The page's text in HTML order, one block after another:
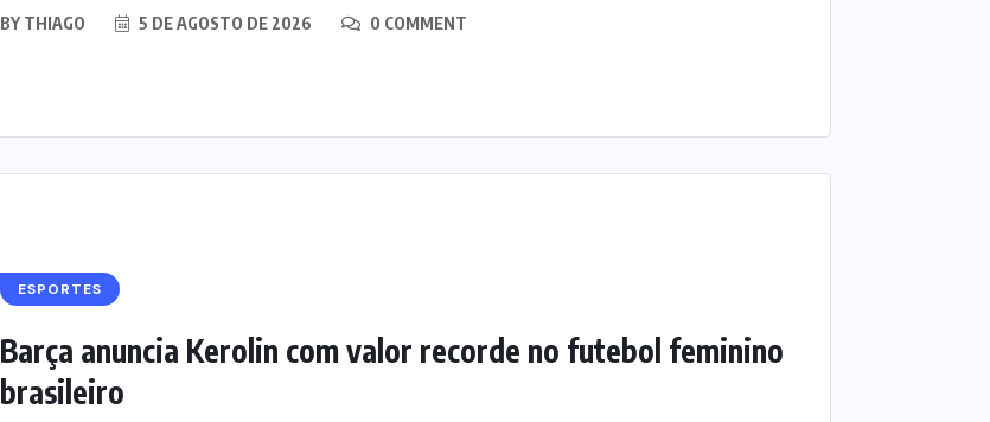
BY THIAGO 5 DE AGOSTO DE 2026 0 COMMENT
ESPORTES
Barça anuncia Kerolin com valor recorde no futebol feminino
brasileiro